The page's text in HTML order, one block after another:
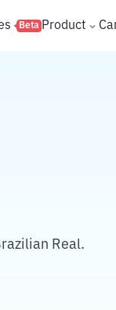
Beta Product
Real.